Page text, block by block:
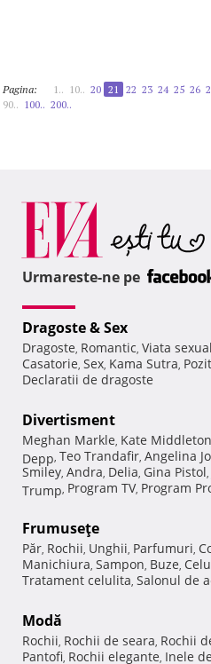
Pagina: 1.. 10.. 20 21 22 23 24 25 26
90.. 100.. 200..
Urmareste-ne pe
Dragoste & Sex
Dragoste, Romantic, Viata
Casatorie, Sex, Kama Sutra,
Declaratii de dragoste
Divertisment
Meghan Markle, Kate Middleton
Depp, Teo Trandafir, Angelina
Smiley, Andra, Delia, Gina Pistol,
Trump, Program TV, Program
Frumuseţe
Păr, Rochii, Unghii, Parfumuri,
Manichiura, Sampon, Buze,
Tratament celulita, Salonul de
Modă
Rochii, Rochii de seara, Rochii
Pantofi, Rochii elegante, Inele